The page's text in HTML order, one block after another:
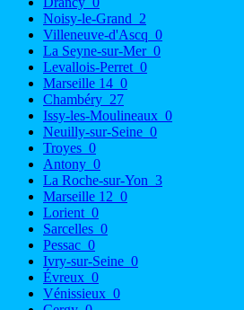
Noisy-le-Grand 2
Villeneuve-d'Ascq 0
La Seyne-sur-Mer 0
Levallois-Perret 0
Marseille 14 0
Chambéry 27
Issy-les-Moulineaux 0
Neuilly-sur-Seine 0
Troyes 0
Antony 0
La Roche-sur-Yon 3
Marseille 12 0
Lorient 0
Sarcelles 0
Pessac 0
Ivry-sur-Seine 0
Évreux 0
Vénissieux 0